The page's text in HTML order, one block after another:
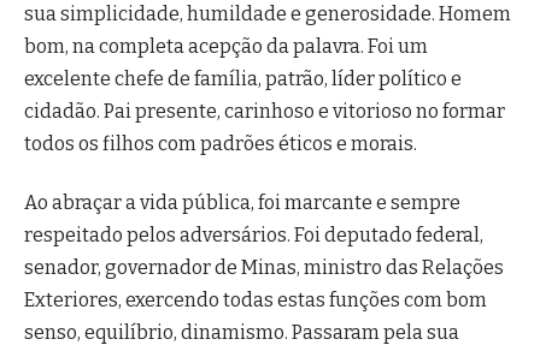
sua simplicidade, humildade e generosidade. Homem
bom, na completa acepção da palavra. Foi um
excelente chefe de família, patrão, líder político e
cidadão. Pai presente, carinhoso e vitorioso no formar
todos os filhos com padrões éticos e morais.
Ao abraçar a vida pública, foi marcante e sempre
respeitado pelos adversários. Foi deputado federal,
senador, governador de Minas, ministro das Relações
Exteriores, exercendo todas estas funções com bom
senso, equilíbrio, dinamismo. Passaram pela sua